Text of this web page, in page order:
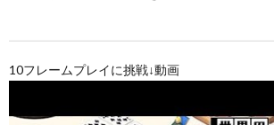
10フレームプレイに挑戦↓動画